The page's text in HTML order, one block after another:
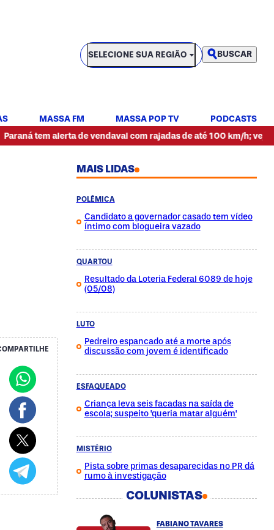
SELECIONE SUA REGIÃO
SELECIONE SUA REGIÃO BUSCAR
MASSA FM MASSA POP TV
PODCASTS
alerta de vendaval com rajadas de até 100 km/h; veja previsão
MAIS LIDAS
POLÊMICA
Candidato a governador casado tem vídeo
íntimo com blogueira vazado
QUARTOU
Resultado da Loteria Federal 6089 de hoje
(05/08)
LUTO
Pedreiro espancado até a morte após
discussão com jovem é identificado
ESFAQUEADO
Criança leva seis facadas na saída de
escola; suspeito 'queria matar alguém'
MISTÉRIO
Pista sobre primas desaparecidas no PR dá
rumo à investigação
COLUNISTAS
FABIANO TAVARES